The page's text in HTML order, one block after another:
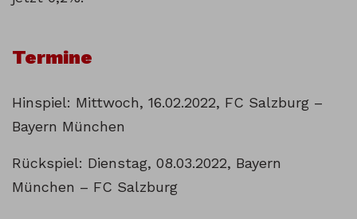
Termine
Hinspiel: Mittwoch, 16.02.2022, FC Salzburg –
Bayern München
Rückspiel: Dienstag, 08.03.2022, Bayern
München – FC Salzburg